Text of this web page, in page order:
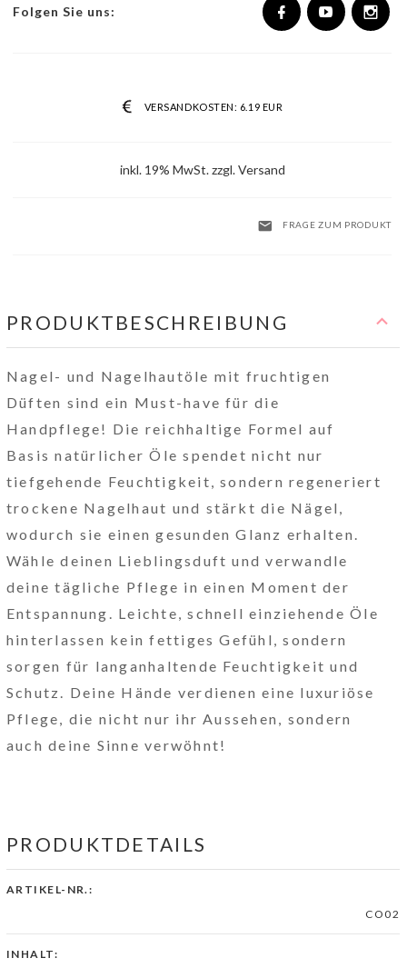
Folgen Sie uns:
VERSANDKOSTEN: 6.19 EUR
inkl. 19% MwSt. zzgl. Versand
FRAGE ZUM PRODUKT
PRODUKTBESCHREIBUNG
Nagel- und Nagelhautöle mit fruchtigen
Düften sind ein Must-have für die
Handpflege! Die reichhaltige Formel auf
Basis natürlicher Öle spendet nicht nur
tiefgehende Feuchtigkeit, sondern regeneriert
trockene Nagelhaut und stärkt die Nägel,
wodurch sie einen gesunden Glanz erhalten.
Wähle deinen Lieblingsduft und verwandle
deine tägliche Pflege in einen Moment der
Entspannung. Leichte, schnell einziehende Öle
hinterlassen kein fettiges Gefühl, sondern
sorgen für langanhaltende Feuchtigkeit und
Schutz. Deine Hände verdienen eine luxuriöse
Pflege, die nicht nur ihr Aussehen, sondern
auch deine Sinne verwöhnt!
PRODUKTDETAILS
ARTIKEL-NR.:
CO02
INHALT: